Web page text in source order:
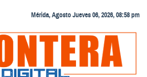
Mérida, Agosto Jueves 06, 2026, 08:58 pm